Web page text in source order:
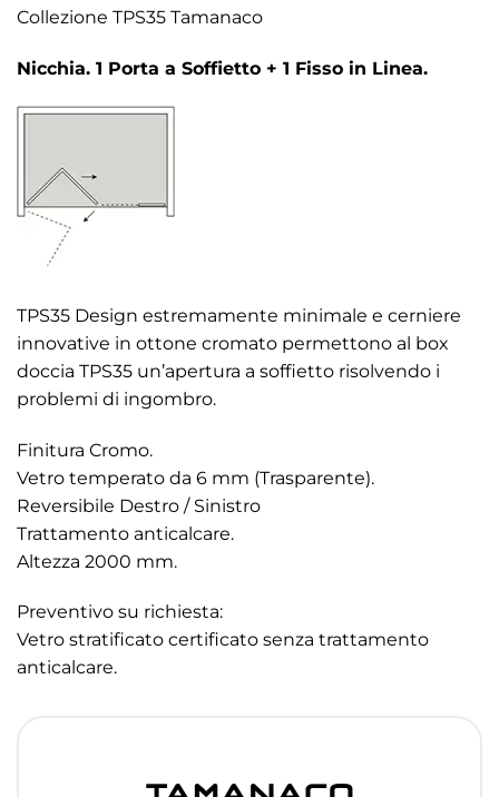
Collezione TPS35 Tamanaco
Nicchia. 1 Porta a Soffietto + 1 Fisso in Linea.
TPS35 Design estremamente minimale e cerniere
innovative in ottone cromato permettono al box
doccia TPS35 un’apertura a soffietto risolvendo i
problemi di ingombro.
Finitura Cromo.
Vetro temperato da 6 mm (Trasparente).
Reversibile Destro / Sinistro
Trattamento anticalcare.
Altezza 2000 mm.
Preventivo su richiesta:
Vetro stratificato certificato senza trattamento
anticalcare.